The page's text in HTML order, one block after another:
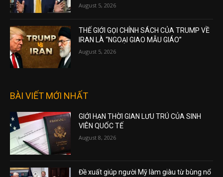
August 5, 2026
THẾ GIỚI GỌI CHÍNH SÁCH CỦA TRUMP VỀ
IRAN LÀ “NGOẠI GIAO MẪU GIÁO”
August 5, 2026
BÀI VIẾT MỚI NHẤT
GIỚI HẠN THỜI GIAN LƯU TRÚ CỦA SINH
VIÊN QUỐC TẾ
August 8, 2026
Đề xuất giúp người Mỹ làm giàu từ bùng nổ